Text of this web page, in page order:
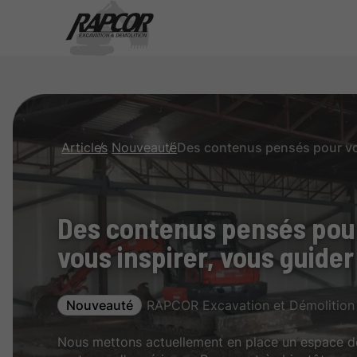
Articles Nouveauté
Des contenus pensés
vous inspirer, vous guider
Nouveauté RAPCOR Excavation et
Nous mettons actuellement en place un espace